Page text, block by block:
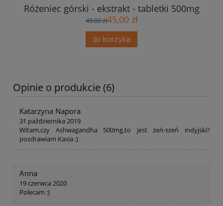
Różeniec górski - ekstrakt - tabletki 500mg
49,00 zł45,00 zł
do koszyka
Opinie o produkcie (6)
Katarzyna Napora
31 października 2019
Witam,czy Ashwagandha 500mg,to jest żeń-szeń indyjski?
pozdrawiam Kasia :)
Anna
19 czerwca 2020
Polecam :)